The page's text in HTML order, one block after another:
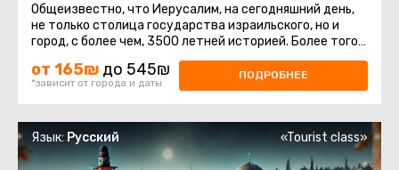
Общеизвестно, что Иерусалим, на сегодняшний день,
не только столица государства израильского, но и
город, с более чем, 3500 летней историей. Более того,
от 165₪ до 545₪
*зависит от города и даты
ПОДРОБНЕЕ
Язык: Русский «Tourist class»